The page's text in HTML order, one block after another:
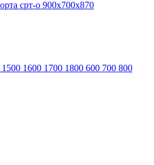
1500 1600 1700 1800 600 700 800